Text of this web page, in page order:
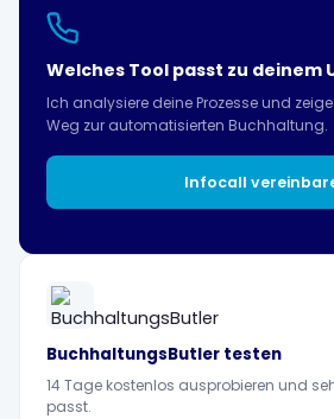
Welches Tool passt zu deinem
Ich analysiere deine Prozesse und
Weg zur automatisierten Buchhaltung.
Infocall
BuchhaltungsButler testen
14 Tage kostenlos ausprobieren und
passt.